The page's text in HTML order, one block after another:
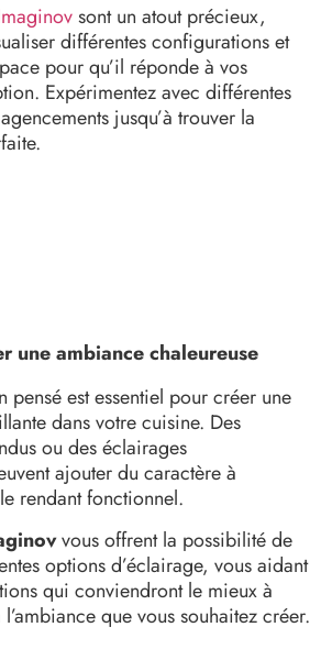
sont un atout précieux,
différentes configurations et
pour qu’il réponde à vos
Expérimentez avec différentes
jusqu’à trouver la
une ambiance chaleureuse
pensé est essentiel pour créer une
dans votre cuisine. Des
ou des éclairages
ajouter du caractère à
rendant fonctionnel.
vous offrent la possibilité de
options d’éclairage, vous aidant
qui conviendront le mieux à
que vous souhaitez créer.